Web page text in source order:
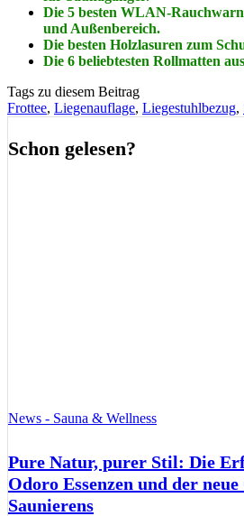
Die 5 besten WLAN-
und Außenbereich.
Die besten Holzlasuren zum
Die 6 beliebtesten Rollmatten
Tags zu diesem Beitrag
Frottee, Liegenauflage, Liegestuhlbezug,
Schon gelesen?
News - Sauna & Wellness
Pure Natur, purer Stil: Die
Odoro Essenzen und der neue
Saunierens